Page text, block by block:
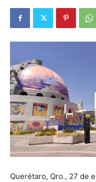
Querétaro, Qro., 27 de